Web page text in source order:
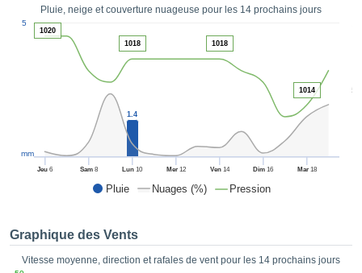
des
de
sur
ACCEPTERPluie, neige et couverture nuageuse pour les 14 prochains jours
Pluie Nuages (%) Pression
50
Jeu 6 Sam8 Lun 10 Mer12 Ven14 Dim 16 Mar18
5
mm
1.4
1020
1018
1018
1014
Graphique des Vents
Vitesse moyenne, direction et rafales de vent pour les 14 prochains jours